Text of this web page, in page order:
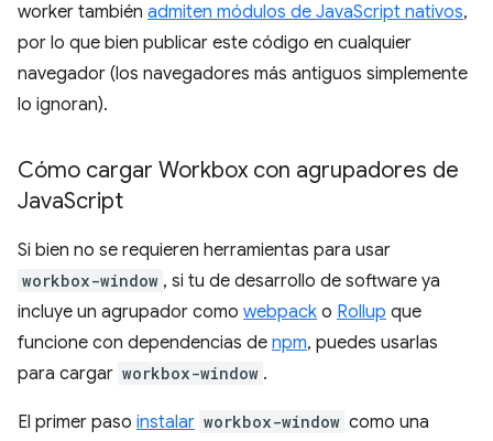
worker también admiten módulos de JavaScript nativos,
por lo que bien publicar este código en cualquier
navegador (los navegadores más antiguos simplemente
lo ignoran).
Cómo cargar Workbox con agrupadores de
JavaScript
Si bien no se requieren herramientas para usar
workbox-window , si tu de desarrollo de software ya
incluye un agrupador como webpack o Rollup que
funcione con dependencias de npm, puedes usarlas
para cargar workbox-window .
El primer paso instalar workbox-window como una